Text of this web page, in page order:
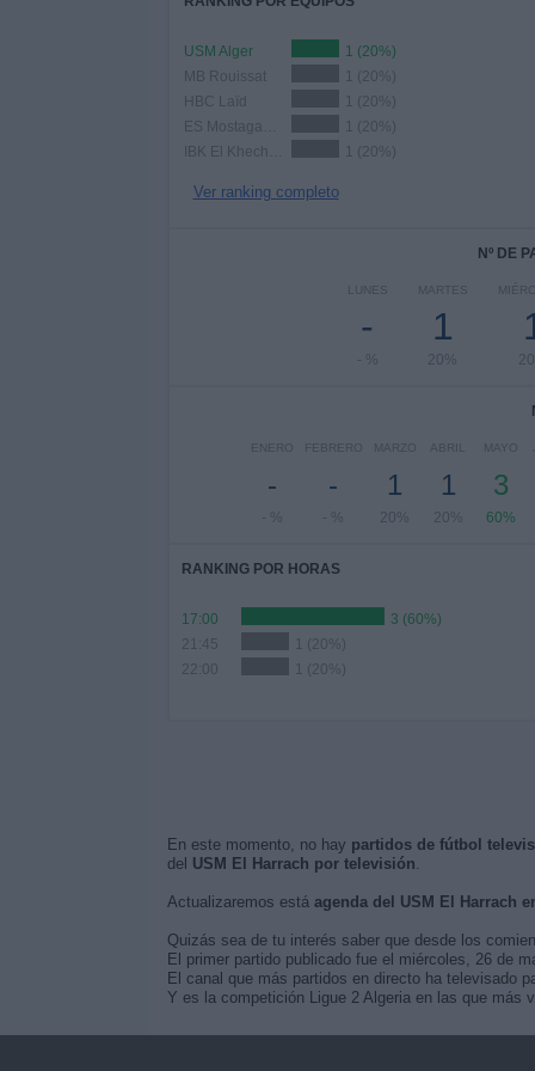
USM Alger
1 (20%)
MB Rouissat
1 (20%)
HBC Laïd
1 (20%)
1 (20%)
1 (20%)
Ver ranking completo
Nº DE
LUNES
-
- %
MARTES
1
20%
ENERO
-
- %
FEBRERO
-
- %
MARZO
1
20%
ABRIL
1
20%
MAYO
3
60%
RANKING POR HORAS
17:00
3 (60%)
21:45
1 (20%)
22:00
1 (20%)
En este momento, no hay partidos de fútbol
del USM El Harrach por televisión.
Actualizaremos está agenda del USM El Harrach
Quizás sea de tu interés saber que desde los
El primer partido publicado fue el miércoles, 26 de
El canal que más partidos en directo ha televisado
Y es la competición Ligue 2 Algeria en las que más